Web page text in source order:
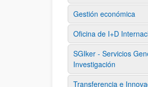
Gestión económica
Oficina de I+D
SGIker - Servicios
Investigación
Transferencia e